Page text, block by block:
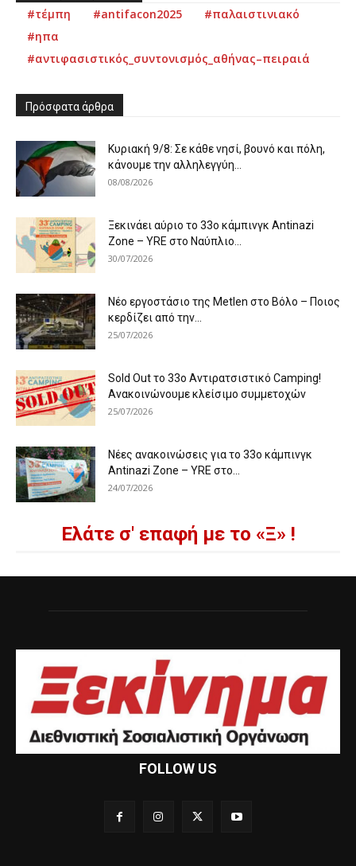
#τέμπη #antifacon2025
#παλαιστινιακό
#ηπα
#αντιφασιστικός_συντονισμός_αθήνας–πειραιά
Πρόσφατα άρθρα
Κυριακή 9/8: Σε κάθε νησί, βουνό και πόλη,
κάνουμε την αλληλεγγύη...
08/08/2026
Ξεκινάει αύριο το 33ο κάμπινγκ Antinazi
Zone – YRE στο Ναύπλιο...
30/07/2026
Νέο εργοστάσιο της Metlen στο Βόλο – Ποιος
κερδίζει από την...
25/07/2026
Sold Out το 33ο Αντιρατσιστικό Camping!
Ανακοινώνουμε κλείσιμο συμμετοχών
25/07/2026
Νέες ανακοινώσεις για το 33ο κάμπινγκ
Antinazi Zone – YRE στο...
24/07/2026
Ελάτε σ' επαφή με το «Ξ» !
FOLLOW US